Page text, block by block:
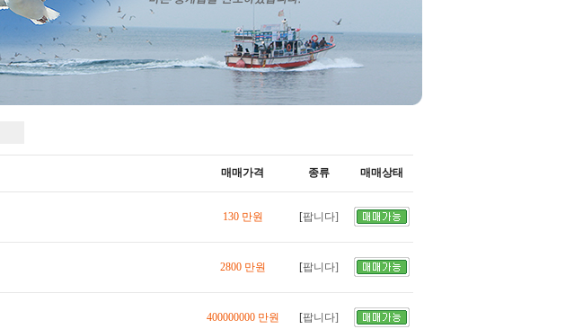
매매가격 종류 매매상태
130 만원 [팝니다]
2800 만원 [팝니다]
400000000 만원 [팝니다]